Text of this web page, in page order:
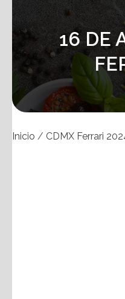
16 DE
Inicio / CDMX Ferrari